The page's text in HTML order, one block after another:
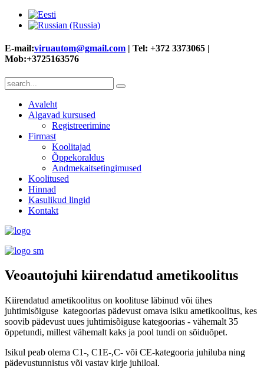
E-mail:viruautom@gmail.com | Tel: +372 3373065 |
Mob:+3725163576
Avaleht
Algavad kursused
Registreerimine
Firmast
Koolitajad
Õppekoraldus
Andmekaitsetingimused
Koolitused
Hinnad
Kasulikud lingid
Kontakt
Veoautojuhi kiirendatud ametikoolitus
Kiirendatud ametikoolitus on koolituse läbinud või ühes
juhtimisõiguse kategoorias pädevust omava isiku ametikoolitus, kes
soovib pädevust uues juhtimisõiguse kategoorias - vähemalt 35
õppetundi, millest vähemalt kaks ja pool tundi on sõiduõpet.
Isikul peab olema C1-, C1E-,C- või CE-kategooria juhiluba ning
pädevustunnistus või vastav kirje juhiloal.